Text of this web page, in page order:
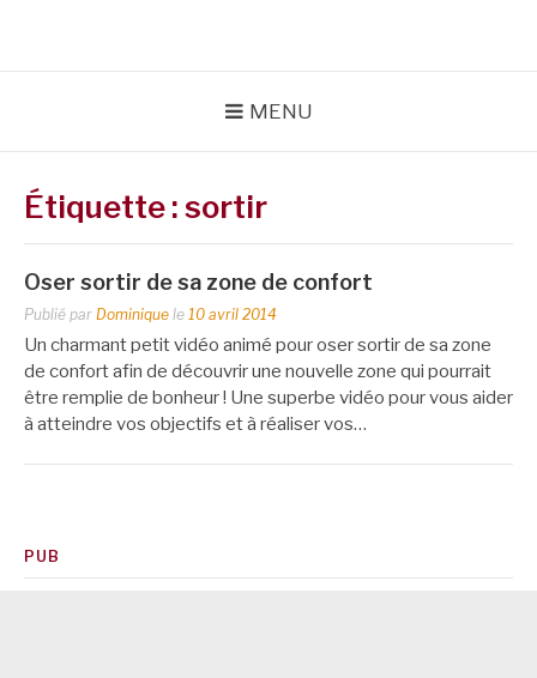
MENU
Étiquette :sortir
Oser sortir de sa zone de confort
Publié par Dominique le 10 avril 2014
Un charmant petit vidéo animé pour oser sortir de sa zone
de confort afin de découvrir une nouvelle zone qui pourrait
être remplie de bonheur ! Une superbe vidéo pour vous aider
à atteindre vos objectifs et à réaliser vos…
PUB